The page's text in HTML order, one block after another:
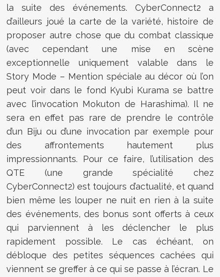
la suite des événements. CyberConnect2 a
d’ailleurs joué la carte de la variété, histoire de
proposer autre chose que du combat classique
(avec cependant une mise en scène
exceptionnelle uniquement valable dans le
Story Mode – Mention spéciale au décor où l’on
peut voir dans le fond Kyubi Kurama se battre
avec l’invocation Mokuton de Harashima). Il ne
sera en effet pas rare de prendre le contrôle
d’un Biju ou d’une invocation par exemple pour
des affrontements hautement plus
impressionnants. Pour ce faire, l’utilisation des
QTE (une grande spécialité chez
CyberConnect2) est toujours d’actualité, et quand
bien même les louper ne nuit en rien à la suite
des événements, des bonus sont offerts à ceux
qui parviennent à les déclencher le plus
rapidement possible. Le cas échéant, on
débloque des petites séquences cachées qui
viennent se greffer à ce qui se passe à l’écran. Le